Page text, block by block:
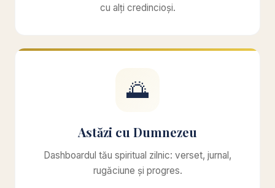
cu alți credincioși.
🌅
Astăzi cu Dumnezeu
Dashboardul tău spiritual zilnic: verset, jurnal,
rugăciune și progres.